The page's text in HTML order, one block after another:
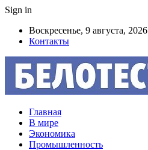
Sign in
Воскресенье, 9 августа, 2026
Контакты
Главная
В мире
Экономика
Промышленность